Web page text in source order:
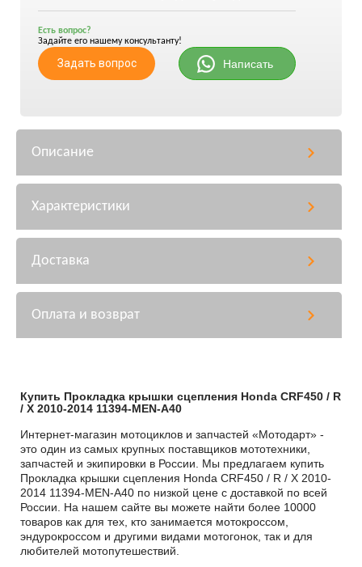
Есть вопрос?
Задайте его нашему консультанту!
Задать вопрос Написать
Описание
Характеристики
Доставка
Оплата и возврат
Купить Прокладка крышки сцепления Honda CRF450 / R
/ X 2010-2014 11394-MEN-A40
Интернет-магазин мотоциклов и запчастей «Мотодарт» -
это один из самых крупных поставщиков мототехники,
запчастей и экипировки в России. Мы предлагаем купить
Прокладка крышки сцепления Honda CRF450 / R / X 2010-
2014 11394-MEN-A40 по низкой цене с доставкой по всей
России. На нашем сайте вы можете найти более 10000
товаров как для тех, кто занимается мотокроссом,
эндурокроссом и другими видами мотогонок, так и для
любителей мотопутешествий.